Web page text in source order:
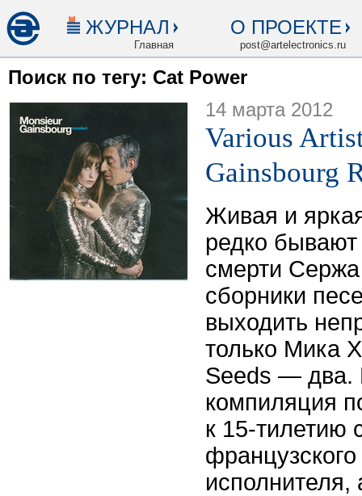
ЖУРНАЛ
Главная
О ПРОЕКТЕ
post@artelectronics.ru
Поиск по тегу: Cat Power
14 марта 2012
Various
Gainsbourg
Живая и
редко
смерти Сержа
сборники
выходить
только Мика
Seeds — два.
компиляция
к 15-тилетию
исполнителя,